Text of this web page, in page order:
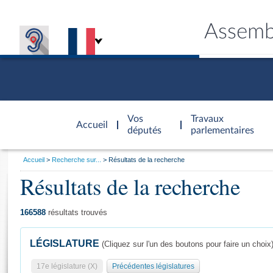
Accueil
d'accueil
Vos
députés
Travaux
parlementaires
Général
Vous
Accueil Recherche sur... Résultats de la recherche
Résultats de la recherche
166588 résultats trouvés
LÉGISLATURE (Cliquez sur l'un des boutons pour faire un choix)
17e législature (X) Précédentes législatures